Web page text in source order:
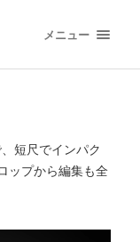
メニュー
短尺でインパク
ップから編集も全